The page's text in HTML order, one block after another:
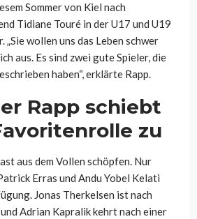
Sommer von Kiel nach
Tidiane Touré in der U17 und U19
„Sie wollen uns das Leben schwer
aus. Es sind zwei gute Spieler, die
haben“, erklärte Rapp.
Rapp schiebt
zu
aus dem Vollen schöpfen. Nur
Erras und Andu Yobel Kelati
Jonas Therkelsen ist nach
Adrian Kapralik kehrt nach einer